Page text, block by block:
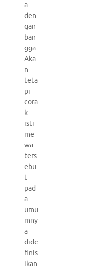
a
den
gan
ban
gga.
Aka
n
teta
pi
cora
k
isti
me
wa
ters
ebu
t
pad
a
umu
mny
a
dide
finis
ikan